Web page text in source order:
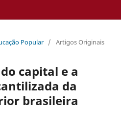
Popular / Artigos Originais
capital e a
da
brasileira